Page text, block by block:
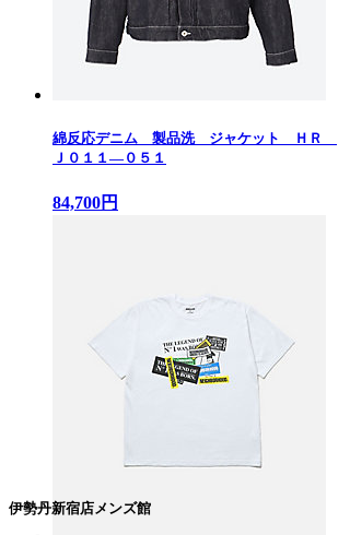
綿反応デニム 製品洗 ジャケット ＨＲ
Ｊ０１１—０５１
84,700円
伊勢丹新宿店メンズ館